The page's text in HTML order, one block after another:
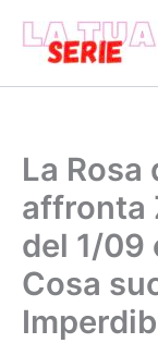
contenuto
La Rosa
affronta
del 1/09
Cosa